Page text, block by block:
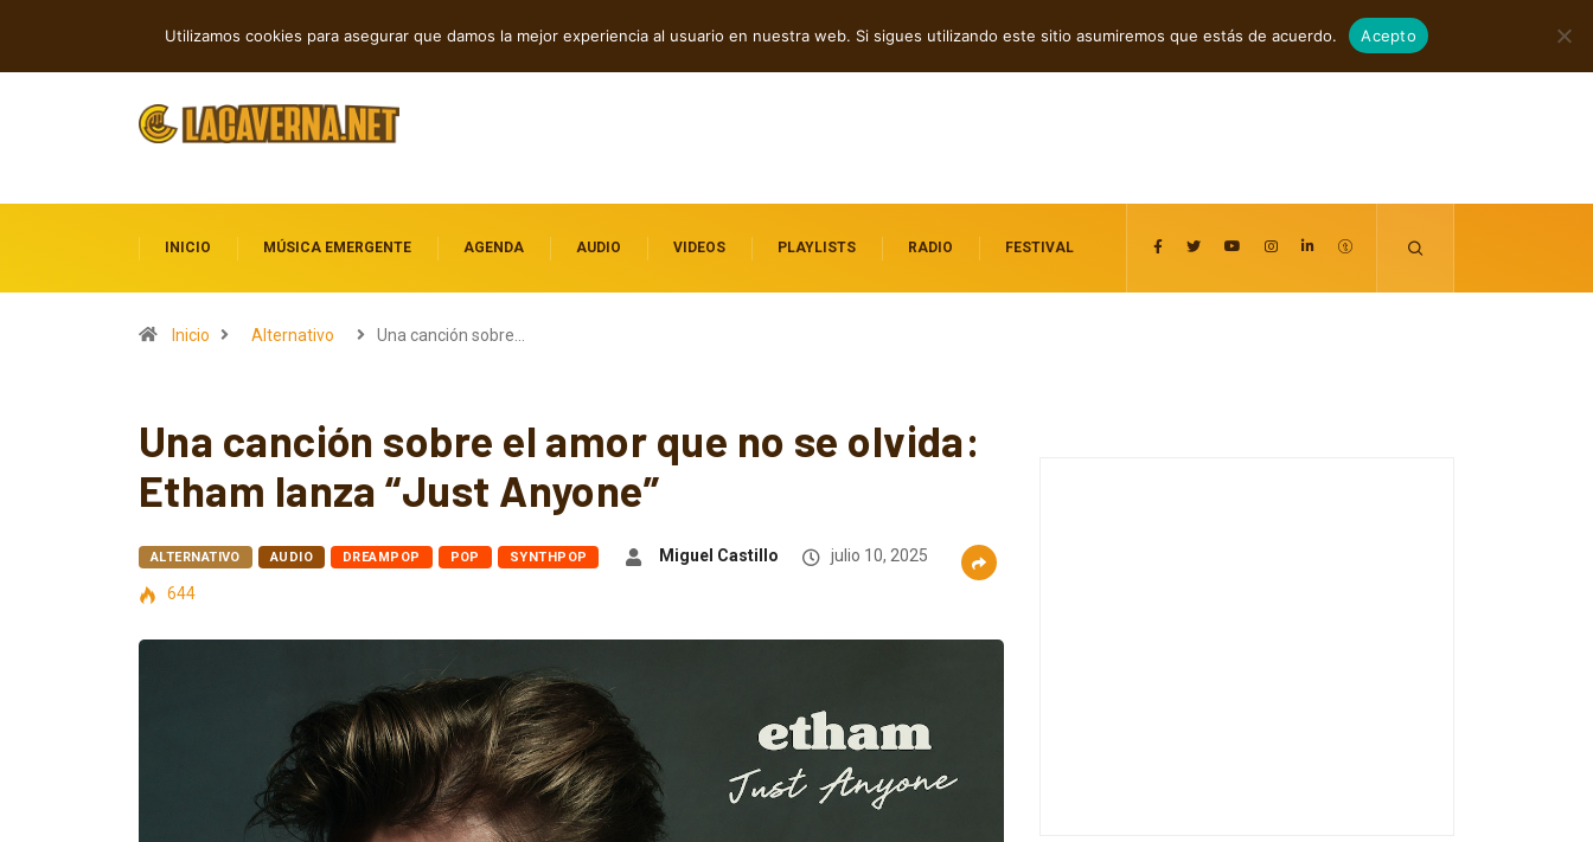
agosto 6, 2026
INICIO MÚSICA EMERGENTE AGENDA AUDIO VIDEOS PLAYLISTS RADIO FESTIVAL
Inicio Alternativo Una canción sobre…
Una canción sobre el amor que no se olvida:
Etham lanza “Just Anyone”
ALTERNATIVO AUDIO DREAMPOP POP SYNTHPOP Miguel Castillo
julio 10, 2025
644
Utilizamos cookies para asegurar que damos la mejor experiencia al usuario en nuestra web. Si sigues utilizando este sitio asumiremos que estás de acuerdo. Acepto